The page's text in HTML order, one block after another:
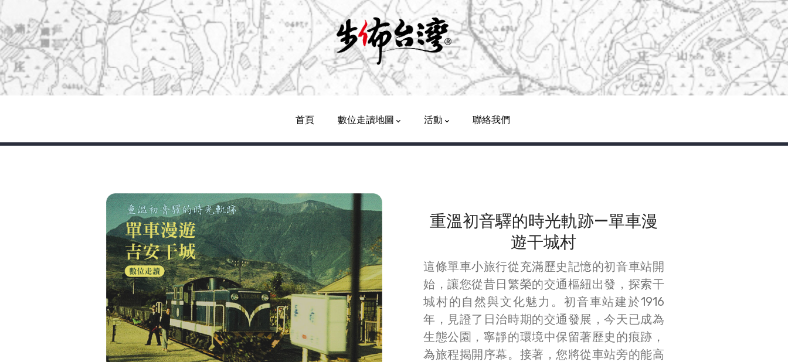
Navigation
首頁 數位走讀地圖 活動 聯絡我們
重溫初音驛的時光軌跡—單車漫
遊干城村
這條單車小旅行從充滿歷史記憶的初音車站開
始，讓您從昔日繁榮的交通樞紐出發，探索干
城村的自然與文化魅力。初音車站建於1916
年，見證了日治時期的交通發展，今天已成為
生態公園，寧靜的環境中保留著歷史的痕跡，
為旅程揭開序幕。接著，您將從車站旁的能高